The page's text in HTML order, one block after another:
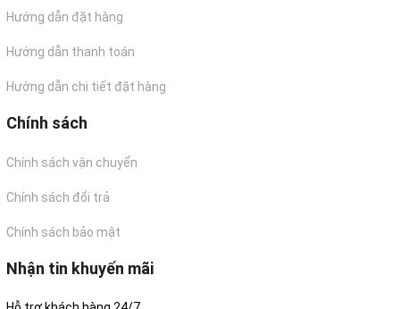
Hướng dẫn đặt hàng
Hướng dẫn thanh toán
Hướng dẫn chi tiết đặt hàng
Chính sách
Chính sách vận chuyển
Chính sách đổi trả
Chính sách bảo mật
Nhận tin khuyến mãi